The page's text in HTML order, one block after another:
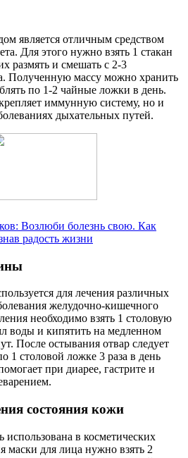
является отличным средством
Для этого нужно взять 1 стакан
размять и смешать с 2-3
Полученную массу можно хранить
по 1-2 чайные ложки в день.
иммунную систему, но и
дыхательных путей.
Возлюби болезнь свою. Как
радость жизни
для лечения различных
желудочно-кишечного
необходимо взять 1 столовую
воды и кипятить на медленном
После остывания отвар следует
1 столовой ложке 3 раза в день
при диарее, гастрите и
состояния кожи
в косметических
маски для лица нужно взять 2